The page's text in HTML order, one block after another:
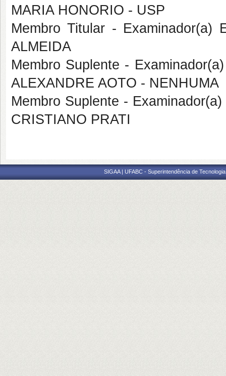
MARIA HONORIO - USP
Membro Titular - Examinador(a)
ALMEIDA
Membro Suplente -
ALEXANDRE AOTO - NENHUMA
Membro Suplente -
CRISTIANO PRATI
SIGAA | UFABC - Superintendência de